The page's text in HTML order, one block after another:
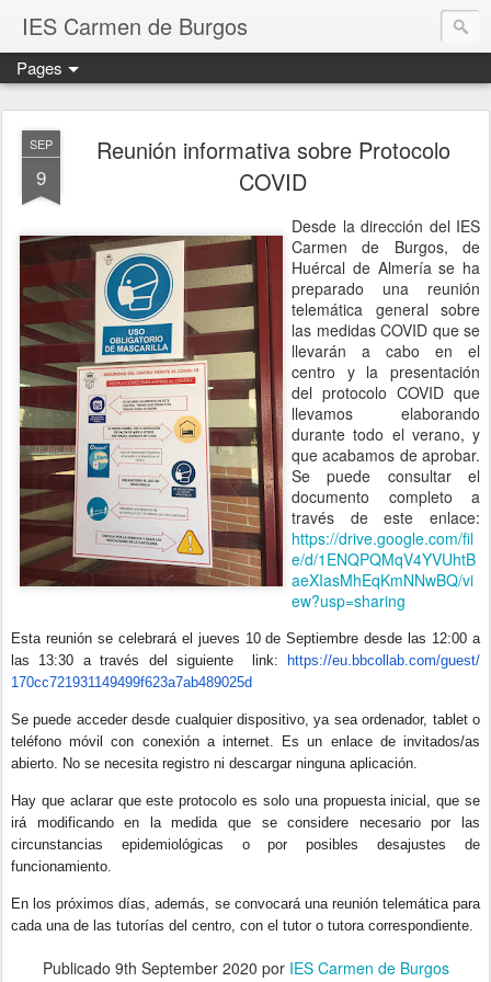
IES Carmen de Burgos
Pages
SEP
9
Reunión informativa sobre Protocolo
COVID
Desde la dirección del IES
Carmen de Burgos, de
Huércal de Almería se ha
preparado una reunión
telemática general sobre
las medidas COVID que se
llevarán a cabo en el
centro y la presentación
del protocolo COVID que
llevamos elaborando
durante todo el verano, y
que acabamos de aprobar.
Se puede consultar el
documento completo a
través de este enlace:
https://drive.google.com/fil
e/d/1ENQPQMqV4YVUhtB
aeXIasMhEqKmNNwBQ/vi
ew?usp=sharing
Esta reunión se celebrará el jueves 10 de Septiembre desde las 12:00 a
las 13:30 a través del siguiente link:
https://eu.bbcollab.com/guest/
170cc721931149499f623a7ab489025d
Se puede acceder desde cualquier dispositivo, ya sea ordenador, tablet o
teléfono móvil con conexión a internet. Es un enlace de invitados/as
abierto. No se necesita registro ni descargar ninguna aplicación.
Hay que aclarar que este protocolo es solo una propuesta inicial, que se
irá modificando en la medida que se considere necesario por las
circunstancias epidemiológicas o por posibles desajustes de
funcionamiento.
En los próximos días, además, se convocará una reunión telemática para
cada una de las tutorías del centro, con el tutor o tutora correspondiente.
Publicado 9th September 2020 por IES Carmen de Burgos